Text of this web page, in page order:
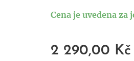
Cena je uvedena
2 290,00 Kč